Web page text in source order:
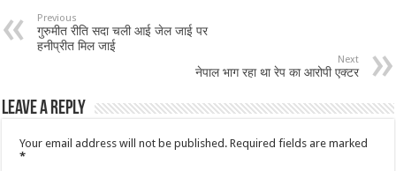
Previous
गुरुमीत रीति सदा चली आई जेल जाई पर
हनीप्रीत मिल जाई
Next
नेपाल भाग रहा था रेप का आरोपी एक्टर
Leave a Reply
Your email address will not be published. Required fields are marked
*